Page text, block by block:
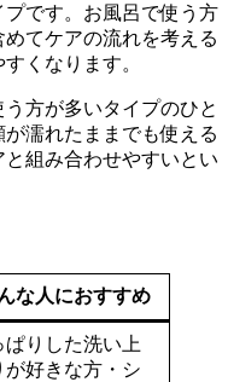
です。お風呂で使う方
てケアの流れを考える
くなります。
方が多いタイプのひと
濡れたままでも使える
組み合わせやすいとい
な人におすすめ
ぱりした洗い上
が好きな方・シ